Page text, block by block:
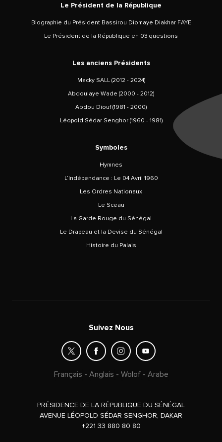
Le Président de la République
Biographie du Président Bassirou Diomaye Diakhar FAYE
Le Président de la République en 03 questions
Les anciens Présidents
Macky SALL (2012 - 2024)
Abdoulaye Wade (2000 - 2012)
Abdou Diouf (1981 - 2000)
Léopold Sédar Senghor (1960 - 1981)
Symboles
Hymnes
L’Indépendance : Le 04 Avril 1960
Les Ordres Nationaux
Le Sceau
La Garde Rouge du Sénégal
Le Drapeau et la Devise du Sénégal
Histoire du Palais
Suivez Nous
Français - Anglais - Wolof- Arabe
PRÉSIDENCE DE LA RÉPUBLIQUE DU SÉNÉGAL
AVENUE LÉOPOLD SÉDAR SENGHOR, DAKAR
+221 33 880 80 80